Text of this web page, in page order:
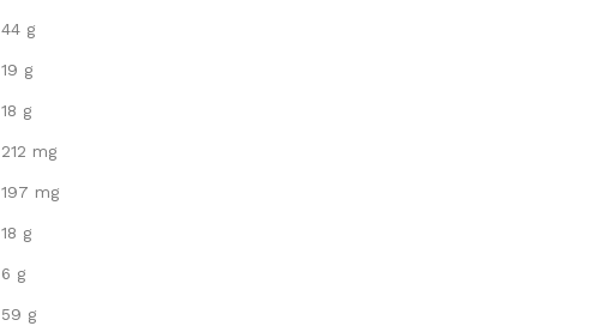
44 g
19 g
18 g
212 mg
197 mg
18 g
6 g
59 g